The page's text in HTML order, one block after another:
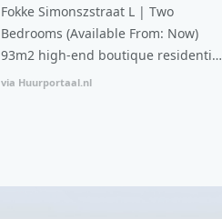
Fokke Simonszstraat L | Two
Bedrooms (Available From: Now)
93m2 high-end boutique residential
complex in De Pijp feautring an
93m2, ready-to-live, contemporary
via Huurportaal.nl